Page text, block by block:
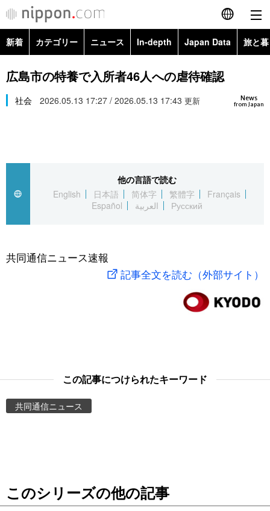
English
简体字
繁體字
العربية
社会
旅と暮らし
東京
新着 カテゴリー ニュース In-depth Japan Data 旅と
政治・外交
経済・ビジネス
社会
文化
科学・技術
暮らし
Topics
Images
お知らせ
広島市の特養で入所者46人への虐待確認
News
from Japan
社会 2026.05.13 17:27 / 2026.05.13 17:43 更新
他の言語で読む
English
日本語 简体字 繁體字
Français
Español
العربية Русский
共同通信ニュース速報
記事全文を読む（外部サイト）
この記事につけられたキーワード
共同通信ニュース
このシリーズの他の記事